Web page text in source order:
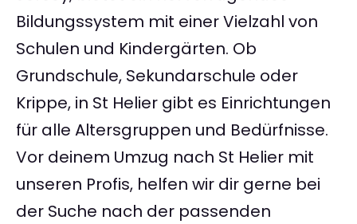
Bildungssystem mit einer Vielzahl von
Schulen und Kindergärten. Ob
Grundschule, Sekundarschule oder
Krippe, in St Helier gibt es Einrichtungen
für alle Altersgruppen und Bedürfnisse.
Vor deinem Umzug nach St Helier mit
unseren Profis, helfen wir dir gerne bei
der Suche nach der passenden